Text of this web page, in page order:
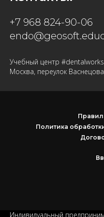
+7 968 824-90-06
Учебный центр
Москва, переулок
Политика
Индивидуальный